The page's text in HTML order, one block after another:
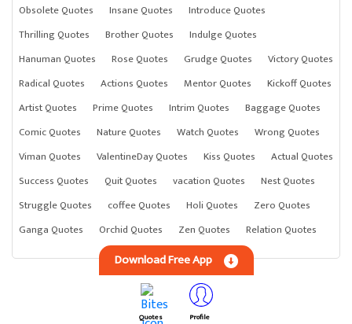
Obsolete Quotes
Insane Quotes
Introduce Quotes
Thrilling Quotes
Brother Quotes
Indulge Quotes
Hanuman Quotes
Rose Quotes Grudge Quotes
Victory Quotes
Radical Quotes
Actions Quotes Mentor Quotes
Kickoff Quotes
Artist Quotes
Prime Quotes Intrim Quotes
Baggage Quotes
Comic Quotes
Nature Quotes Watch Quotes
Wrong Quotes
Viman Quotes
ValentineDay Quotes Kiss Quotes
Actual Quotes
Success Quotes
Quit Quotes vacation Quotes
Nest Quotes
Struggle Quotes
coffee Quotes Holi Quotes
Zero Quotes
Ganga Quotes
Orchid Quotes Zen Quotes Relation Quotes
Download Free App
Quotes Profile